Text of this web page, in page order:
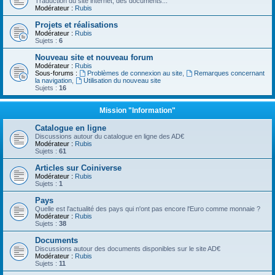
Modérateur : Rubis
Projets et réalisations
Modérateur : Rubis
Sujets : 6
Nouveau site et nouveau forum
Modérateur : Rubis
Sous-forums :
Problèmes de connexion au site,
Remarques concernant
la navigation
Utilisation du nouveau site
Sujets : 16
Mission "Information"
Catalogue en ligne
Discussions autour du catalogue en ligne des AD€
Modérateur : Rubis
Sujets : 61
Articles sur Coiniverse
Modérateur : Rubis
Sujets : 1
Pays
Quelle est l'actualité des pays qui n'ont pas encore l'Euro comme monnaie ?
Modérateur : Rubis
Sujets : 38
Documents
Discussions autour des documents disponibles sur le site AD€
Modérateur : Rubis
Sujets : 11